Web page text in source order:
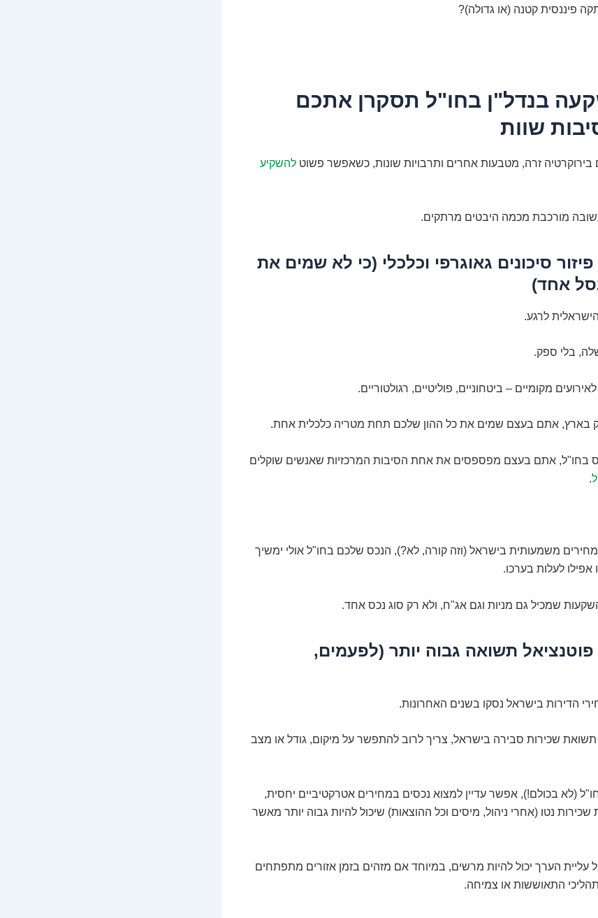
פיננסית קטנה (או גדולה)?
בנדל"ן בחו"ל תסקרן אתכם
זרה, מטבעות אחרים ותרבויות שונות, כשאפשר פשוט להשקיע
מורכבת מכמה היבטים מרתקים.
מס' 1: פיזור סיכונים גאוגרפי וכלכלי (כי לא שמים את
אחד)
לרגע.
בלי ספק.
מקומיים – ביטחוניים, פוליטיים, רגולטוריים.
בארץ, אתם בעצם שמים את כל ההון שלכם תחת מטריה כלכלית אחת.
בחו"ל, אתם בעצם מפספסים את אחת הסיבות המרכזיות שאנשים שוקלים
.
משמעותית בישראל (וזה קורה, לא?), הנכס שלכם בחו"ל אולי ימשיך
לעלות בערכו.
שמכיל גם מניות וגם אג"ח, ולא רק סוג נכס אחד.
מס' 2: פוטנציאל תשואה גבוה יותר (לפעמים,
הדירות בישראל נסקו בשנים האחרונות.
שכירות סבירה בישראל, צריך לרוב להתפשר על מיקום, גודל או מצב
(לא בכולם!), אפשר עדיין למצוא נכסים במחירים אטרקטיביים יחסית,
נטו (אחרי ניהול, מיסים וכל ההוצאות) שיכול להיות גבוה יותר מאשר
עליית הערך יכול להיות מרשים, במיוחד אם מזהים בזמן אזורים מתפתחים
התאוששות או צמיחה.